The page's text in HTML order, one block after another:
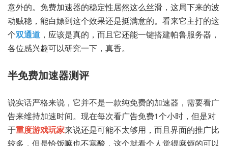
意外的。免费加速器的稳定性居然这么丝滑，这局下来的波
动贼稳，能白嫖到这个效果还是挺满意的。看来它主打的这
个双通道 ，应该是真的，而且它还能一键搭建帕鲁服务器，
各位感兴趣可以研究一下，真香。
半免费加速器测评
说实话严格来说，它并不是一款纯免费的加速器，需要看广
告来维持加速时间。现在每次看广告免费1个小时，但是对
于重度游戏玩家来说还是可能不太够用，而且界面的推广比
较多，但是恰饭嘛也不寒酸，这个就看个人觉得麻烦的可以